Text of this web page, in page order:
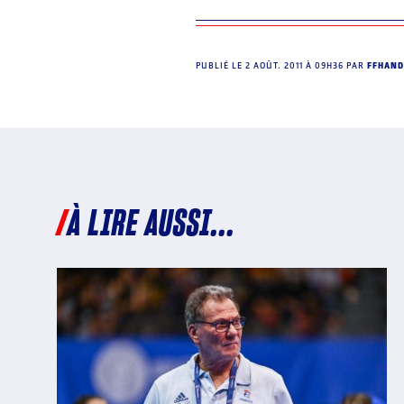
PUBLIÉ LE 2 AOÛT. 2011 À 09H36 PAR
À LIRE AUSSI...